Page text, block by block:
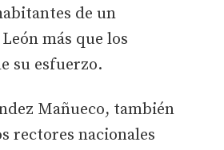
de un
más que los
su esfuerzo.
Mañueco, también
rectores nacionales